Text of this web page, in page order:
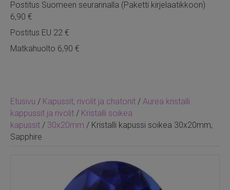
Etusivu / Kapussit, rivolit ja chatonit / Aurea kristalli
kappussit ja rivolit / Kristalli soikea
kapussit / 30x20mm / Kristalli kapussi soikea 30x20mm,
Sapphire
Postitus Suomeen seurannalla (Paketti kirjelaatikkoon)
6,90 €
Postitus EU 22 €
Matkahuolto 6,90 €